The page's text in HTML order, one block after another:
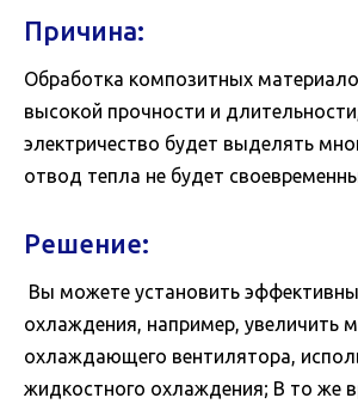
Причина:
Обработка композитных
высокой прочности и
электричество будет выделять
отвод тепла не будет
Решение:
Вы можете установить
охлаждения, например, увеличить
охлаждающего вентилятора,
жидкостного охлаждения; В то же